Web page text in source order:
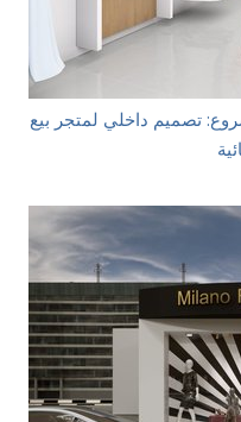
تصميم داخلي لمتجر بيع